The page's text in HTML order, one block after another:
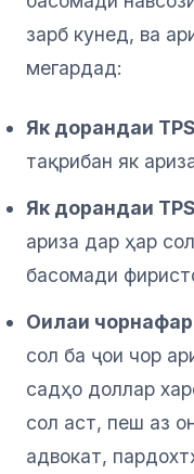
зарб кунед, ва
мегардад:
Як дорандаи
тақрибан як
Як дорандаи
ариза дар ҳар
басомади
Оилаи
сол ба ҷои чор
садҳо доллар
сол аст, пеш аз
адвокат,